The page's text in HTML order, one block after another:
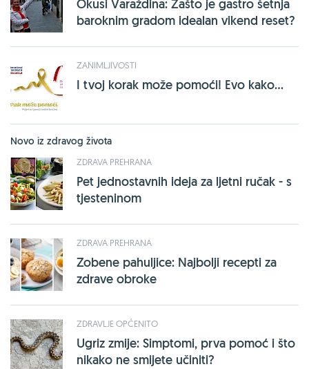
Okusi Varaždina: Zašto je gastro šetnja
baroknim gradom idealan vikend reset?
ZANIMLJIVOSTI
I tvoj korak može pomoći! Evo kako...
Novo iz zdravog života
ZDRAVA PREHRANA
Pet jednostavnih ideja za ljetni ručak - s
tjesteninom
ZDRAVA PREHRANA
Zobene pahuljice: Najbolji recepti za
zdrave obroke
ZDRAVLJE OPĆENITO
Ugriz zmije: Simptomi, prva pomoć i što
nikako ne smijete učiniti?